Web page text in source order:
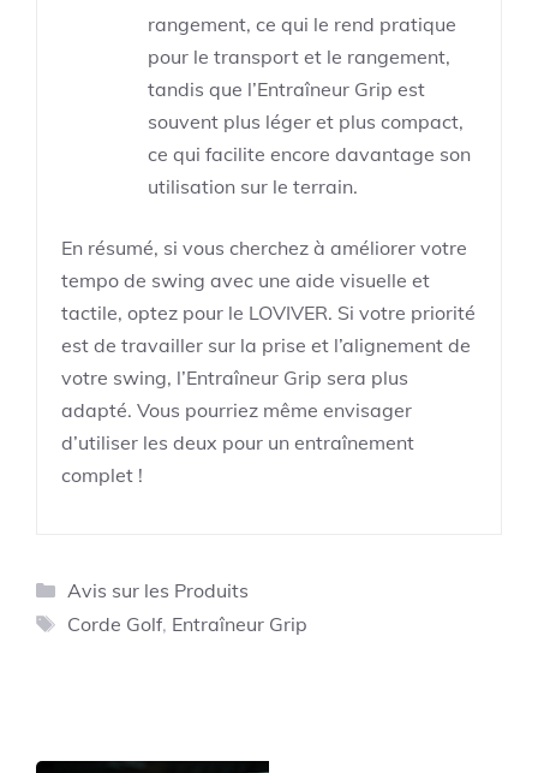
rangement, ce qui le rend pratique
pour le transport et le rangement,
tandis que l’Entraîneur Grip est
souvent plus léger et plus compact,
ce qui facilite encore davantage son
utilisation sur le terrain.
En résumé, si vous cherchez à améliorer votre
tempo de swing avec une aide visuelle et
tactile, optez pour le LOVIVER. Si votre priorité
est de travailler sur la prise et l’alignement de
votre swing, l’Entraîneur Grip sera plus
adapté. Vous pourriez même envisager
d’utiliser les deux pour un entraînement
complet !
Catégories
Avis sur les Produits
Étiquettes
Corde Golf, Entraîneur Grip